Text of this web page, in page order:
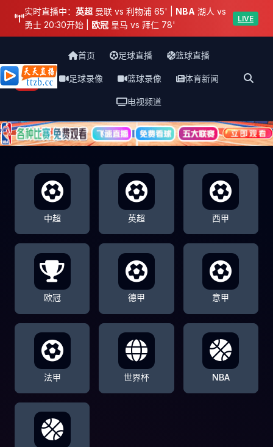
实时直播中： 英超 曼联 vs 利物浦 65' | NBA 湖人 vs
勇士 20:30开始 | 欧冠 皇马 vs 拜仁 78'
LIVE
天天直播网
首页 足球直播 篮球直播
足球录像 篮球录像 体育新闻
电视频道
中超 英超 西甲
欧冠 德甲 意甲
法甲 世界杯 NBA